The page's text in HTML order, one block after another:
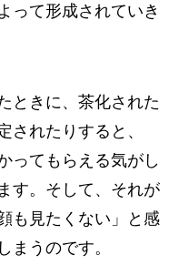
って形成されていき
ときに、茶化された
されたりすると、
ってもらえる気がし
す。そして、それが
も見たくない」と感
まうのです。